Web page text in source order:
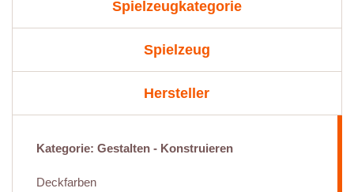
Spielzeugkategorie
Spielzeug
Hersteller
Kategorie: Gestalten - Konstruieren
Deckfarben